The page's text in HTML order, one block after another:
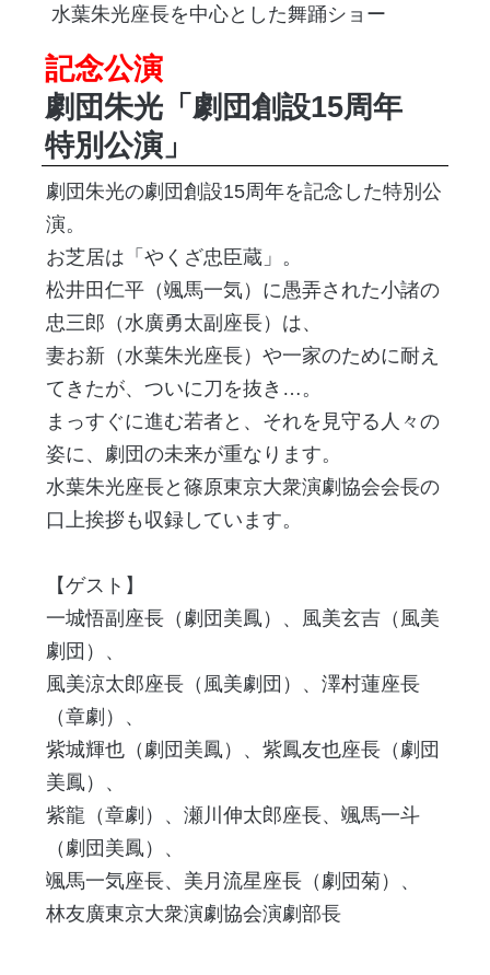
水葉朱光座長を中心とした舞踊ショー
記念公演
劇団朱光「劇団創設15周年
特別公演」
劇団朱光の劇団創設15周年を記念した特別公
演。
お芝居は「やくざ忠臣蔵」。
松井田仁平（颯馬一気）に愚弄された小諸の
忠三郎（水廣勇太副座長）は、
妻お新（水葉朱光座長）や一家のために耐え
てきたが、ついに刀を抜き…。
まっすぐに進む若者と、それを見守る人々の
姿に、劇団の未来が重なります。
水葉朱光座長と篠原東京大衆演劇協会会長の
口上挨拶も収録しています。
【ゲスト】
一城悟副座長（劇団美鳳）、風美玄吉（風美
劇団）、
風美涼太郎座長（風美劇団）、澤村蓮座長
（章劇）、
紫城輝也（劇団美鳳）、紫鳳友也座長（劇団
美鳳）、
紫龍（章劇）、瀬川伸太郎座長、颯馬一斗
（劇団美鳳）、
颯馬一気座長、美月流星座長（劇団菊）、
林友廣東京大衆演劇協会演劇部長